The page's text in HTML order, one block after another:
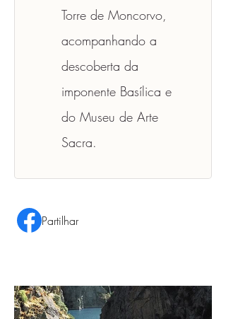
Torre de Moncorvo,
acompanhando a
descoberta da
imponente Basílica e
do Museu de Arte
Sacra.
Partilhar